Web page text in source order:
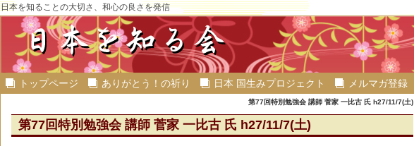
日本を知ることの大切さ、和心の良さを発信
トップページ ありがとう！の祈り 日本 国生みプロジェクト メルマガ登録
第77回特別勉強会 講師 菅家 一比古 氏 h27/11/7(土)
第77回特別勉強会 講師 菅家 一比古 氏 h27/11/7(土)